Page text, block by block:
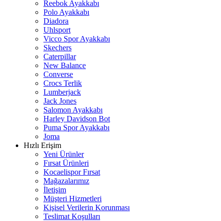
Reebok Ayakkabı
Polo Ayakkabı
Diadora
Uhlsport
Vicco Spor Ayakkabı
Skechers
Caterpillar
New Balance
Converse
Crocs Terlik
Lumberjack
Jack Jones
Salomon Ayakkabı
Harley Davidson Bot
Puma Spor Ayakkabı
Joma
Hızlı Erişim
Yeni Ürünler
Fırsat Ürünleri
Kocaelispor Fırsat
Mağazalarımız
İletişim
Müşteri Hizmetleri
Kişisel Verilerin Korunması
Teslimat Koşulları